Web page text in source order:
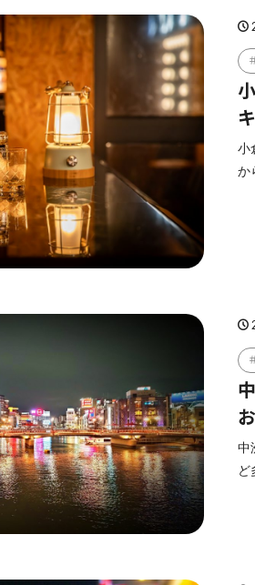
小
か
中
ど